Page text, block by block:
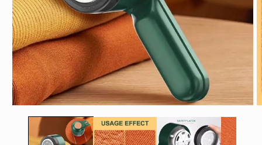
elemento
multimedia